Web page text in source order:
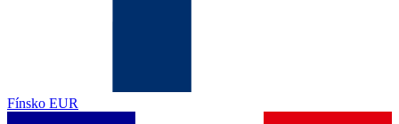
Fínsko EUR